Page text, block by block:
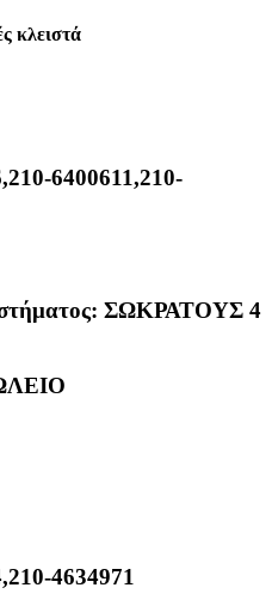
κλειστά
6400611,210-
ΣΩΚΡΑΤΟΥΣ 4
4634971